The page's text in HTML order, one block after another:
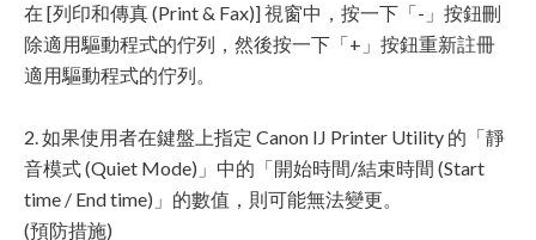
在 [列印和傳真 (Print & Fax)] 視窗中，按一下「-」按鈕刪
除適用驅動程式的佇列，然後按一下「+」按鈕重新註冊
適用驅動程式的佇列。
2. 如果使用者在鍵盤上指定 Canon IJ Printer Utility 的「靜
音模式 (Quiet Mode)」中的「開始時間/結束時間 (Start
time / End time)」的數值，則可能無法變更。
(預防措施)